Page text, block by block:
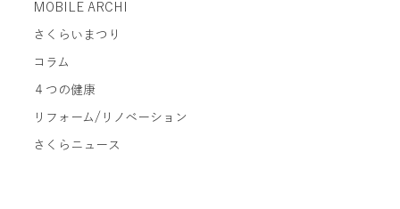
MOBILE ARCHI
さくらいまつり
コラム
４つの健康
リフォーム/リノベーション
さくらニュース